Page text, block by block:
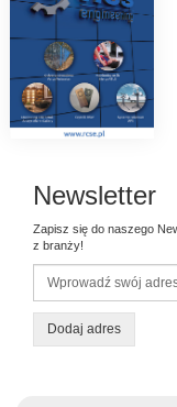
Newsletter
Zapisz się do naszego
z branży!
Dodaj adres